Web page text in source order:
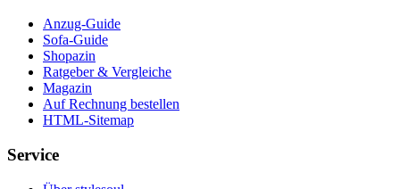
Anzug-Guide
Sofa-Guide
Shopazin
Ratgeber & Vergleiche
Magazin
Auf Rechnung bestellen
HTML-Sitemap
Service